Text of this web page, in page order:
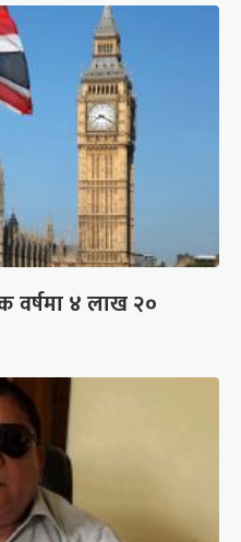
वर्षमा ४ लाख २०